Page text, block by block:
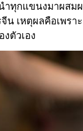
ำทุกแขนงมาผส
น เหตุผลคือเพร
ตัวเอง